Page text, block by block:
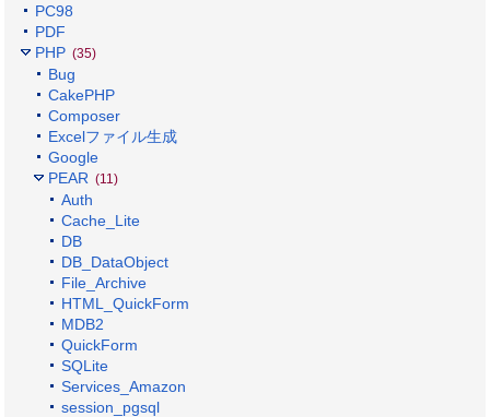
PC98
PDF
PHP (35)
Bug
CakePHP
Composer
Excelファイル生成
Google
PEAR (11)
Auth
Cache_Lite
DB
DB_DataObject
File_Archive
HTML_QuickForm
MDB2
QuickForm
SQLite
Services_Amazon
session_pgsql